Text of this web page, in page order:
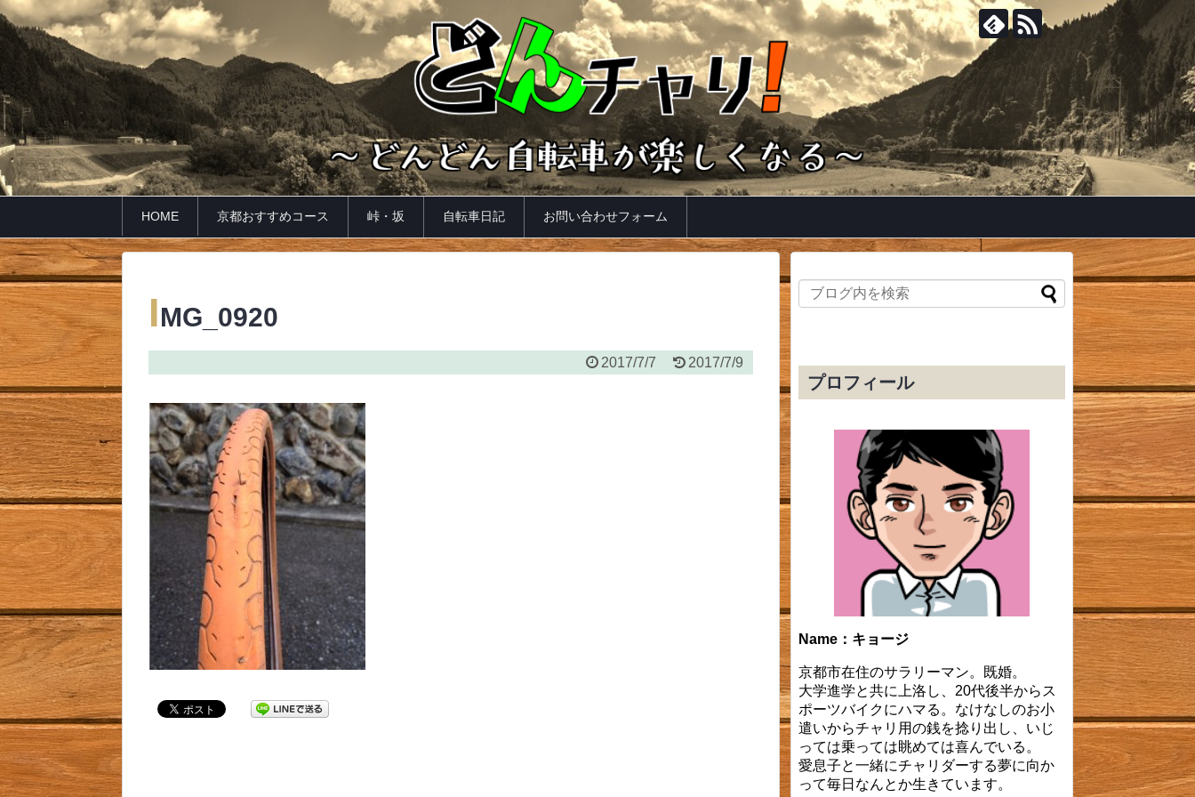
HOME 京都おすすめコース 峠・坂 自転車日記 お問い合わせフォーム
IMG_0920
2017/7/7 2017/7/9
プロフィール
Name：キョージ
京都市在住のサラリーマン。既婚。
大学進学と共に上洛し、20代後半からス
ポーツバイクにハマる。なけなしのお小
遣いからチャリ用の銭を捻り出し、いじ
っては乗っては眺めては喜んでいる。
愛息子と一緒にチャリダーする夢に向か
って毎日なんとか生きています。